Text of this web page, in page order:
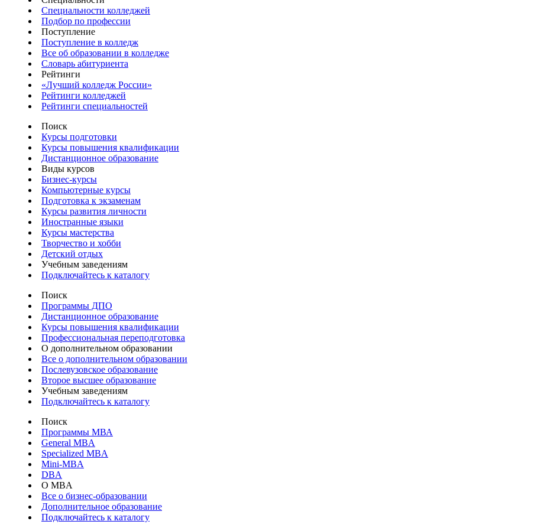
Специальности колледжей
Подбор по профессии
Поступление
Поступление в колледж
Все об образовании в колледже
Словарь абитуриента
Рейтинги
«Лучший колледж России»
Рейтинги колледжей
Рейтинги специальностей
Поиск
Курсы подготовки
Курсы повышения квалификации
Дистанционное образование
Виды курсов
Бизнес-курсы
Компьютерные курсы
Подготовка к экзаменам
Курсы развития личности
Иностранные языки
Курсы мастерства
Творчество и хобби
Детский отдых
Учебным заведениям
Подключайтесь к каталогу
Поиск
Программы ДПО
Дистанционное образование
Курсы повышения квалификации
Профессиональная переподготовка
О дополнительном образовании
Все о дополнительном образовании
Послевузовское образование
Второе высшее образование
Учебным заведениям
Подключайтесь к каталогу
Поиск
Программы МВА
General MBA
Specialized MBA
Mini-MBA
DBA
О MBA
Все о бизнес-образовании
Дополнительное образование
Подключайтесь к каталогу